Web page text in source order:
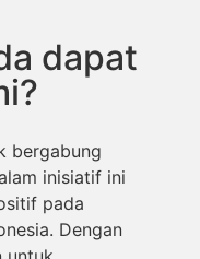
dapat
bergabung
inisiatif ini
pada
Dengan